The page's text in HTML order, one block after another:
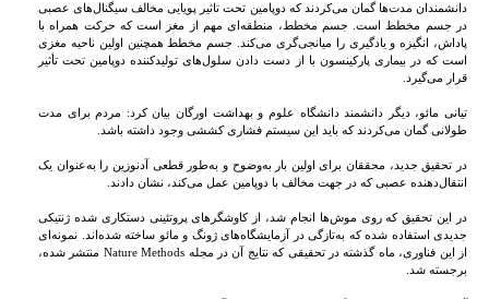
دانشمندان مدت‌ها گمان می‌کردند که دوپامین تحت‌ تاثیر پویایی مخالف سیگنال‌های عصبی
در جسم مخطط است. جسم مخطط، منطقه‌ای مهم از مغز است که حرکت همراه با
پاداش، انگیزه و یادگیری را میانجی‌گری می‌کند. جسم مخطط همچنین اولین ناحیه مغزی
است که در بیماری پارکینسون با از دست دادن سلول‌های تولیدکننده دوپامین تحت تأثیر
قرار می‌گیرد.
تیانی مائو، دیگر دانشمند دانشگاه علوم و بهداشت اورگان بیان کرد: مردم برای مدت
طولانی گمان می‌کردند که باید این سیستم فشاری کششی وجود داشته باشد.
در تحقیق جدید، محققان برای اولین بار به‌وضوح و به‌طور قطعی آدنوزین را به‌عنوان یک
انتقال‌دهنده عصبی که در جهت مخالف با دوپامین عمل می‌کند، نشان دادند.
در این تحقیق که روی موش‌ها انجام شد، از کاوشگرهای پروتئینی دستکاری شده ژنتیکی
جدیدی استفاده شده که به‌تازگی در آزمایشگاه‌های ژونگ و مائو ساخته شده‌اند. نمونه‌ای
از این فناوری، ماه گذشته در تحقیقی که نتایج آن در مجله Nature Methods منتشر شده،
برجسته شد.